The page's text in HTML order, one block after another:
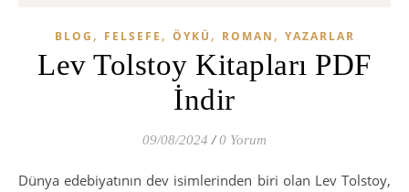
BLOG , FELSEFE , ÖYKÜ , ROMAN , YAZARLAR
Lev Tolstoy Kitapları PDF
İndir
09/08/2024 / 0 Yorum
Dünya edebiyatının dev isimlerinden biri olan Lev Tolstoy,